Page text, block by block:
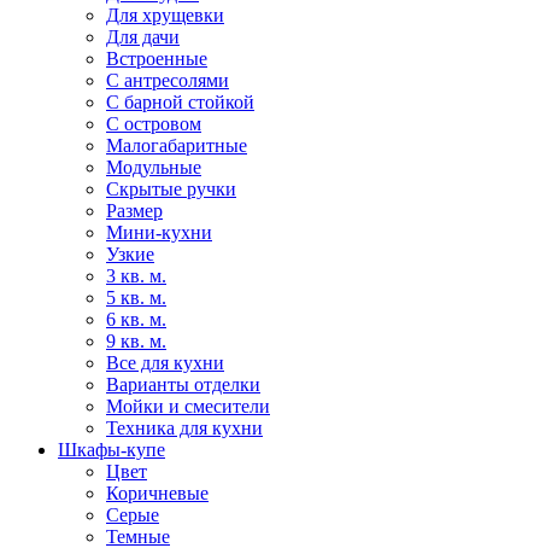
Для хрущевки
Для дачи
Встроенные
С антресолями
С барной стойкой
С островом
Малогабаритные
Модульные
Скрытые ручки
Размер
Мини-кухни
Узкие
3 кв. м.
5 кв. м.
6 кв. м.
9 кв. м.
Все для кухни
Варианты отделки
Мойки и смесители
Техника для кухни
Шкафы-купе
Цвет
Коричневые
Серые
Темные